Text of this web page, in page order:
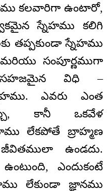
కలవారిగా ఉంటారో,
స్నేహము కలిగి
తప్పకుండా స్నేహము
సంపూర్ణముగా
సహజమైన విధి –
ఎవరు ఎంత
కానీ ఒకవేళ
లేకపోతే బ్రాహ్మణ
ఉండదు.
ఎందుకంటే
లేకుండా జ్ఞానము